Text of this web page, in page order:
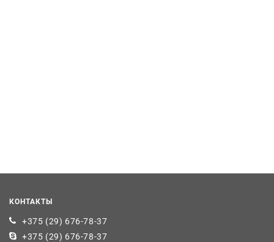
КОНТАКТЫ
+375 (29) 676-78-37
+375 (29) 676-78-37